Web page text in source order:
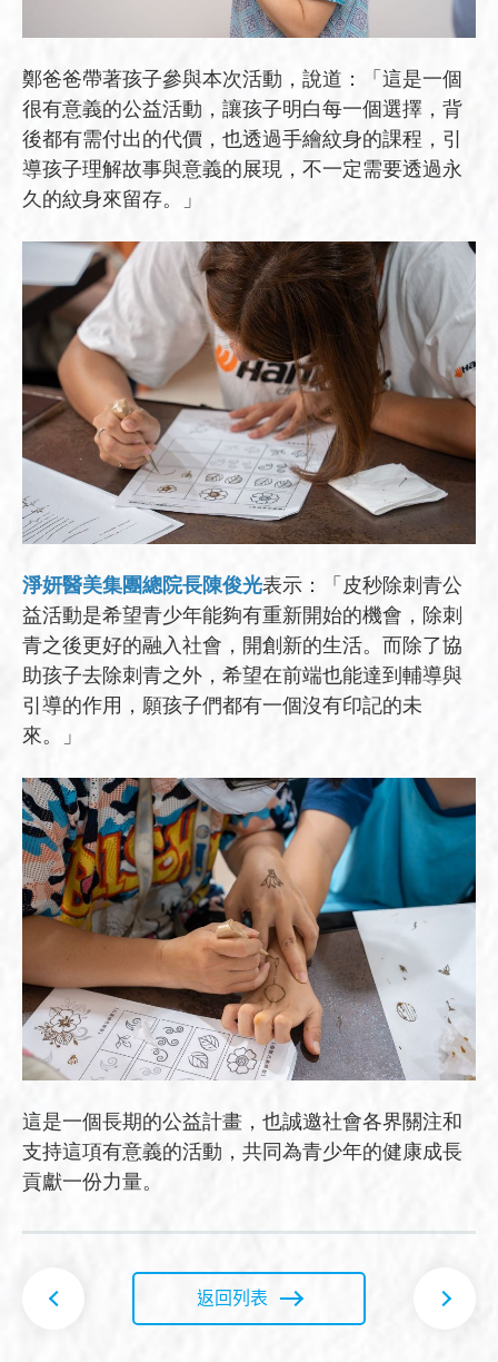
鄭爸爸帶著孩子參與本次活動，說道：「這是一個
很有意義的公益活動，讓孩子明白每一個選擇，背
後都有需付出的代價，也透過手繪紋身的課程，引
導孩子理解故事與意義的展現，不一定需要透過永
久的紋身來留存。」
淨妍醫美集團總院長陳俊光表示：「皮秒除刺青公
益活動是希望青少年能夠有重新開始的機會，除刺
青之後更好的融入社會，開創新的生活。而除了協
助孩子去除刺青之外，希望在前端也能達到輔導與
引導的作用，願孩子們都有一個沒有印記的未
來。」
這是一個長期的公益計畫，也誠邀社會各界關注和
支持這項有意義的活動，共同為青少年的健康成長
貢獻一份力量。
返回列表